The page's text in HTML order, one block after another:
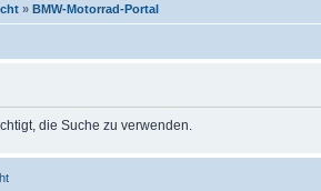
» BMW-Motorrad-Portal
die Suche zu verwenden.